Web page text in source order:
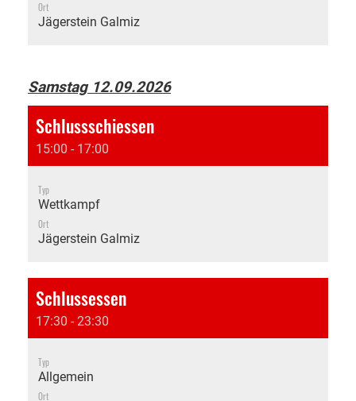
Ort
Jägerstein Galmiz
Samstag 12.09.2026
Schlussschiessen
15:00 - 17:00
Typ
Wettkampf
Ort
Jägerstein Galmiz
Schlussessen
17:30 - 23:30
Typ
Allgemein
Ort